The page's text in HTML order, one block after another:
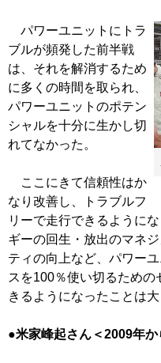
パワーユニットにトラ
ブルが頻発した前半戦
は、それを解消するため
に多くの時間を取られ、
パワーユニットのポテン
シャルを十分に生かし切
れてなかった。
ここにきて信頼性はか
なり改善し、トラブルフ
リーで走行できるように
ギーの回生・放出のマネ
ティの向上など、パワー
スを100％使い切るため
きるようになったことは大
●米家峰起さん＜2009年か